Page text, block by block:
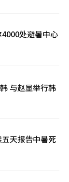
处避暑中心
与赵显举行韩
天报告中暑死